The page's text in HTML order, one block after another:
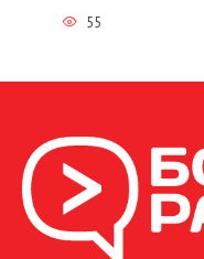
55